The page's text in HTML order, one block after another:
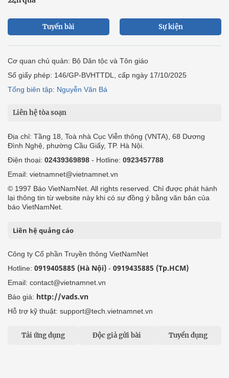
Tuyến bài Sự kiện
Cơ quan chủ quản: Bộ Dân tộc và Tôn giáo
Số giấy phép: 146/GP-BVHTTDL, cấp ngày 17/10/2025
Tổng biên tập: Nguyễn Văn Bá
Liên hệ tòa soạn
Địa chỉ: Tầng 18, Toà nhà Cục Viễn thông (VNTA), 68 Dương
Đình Nghệ, phường Cầu Giấy, TP. Hà Nội.
Điện thoại: 02439369898 - Hotline: 0923457788
Email: vietnamnet@vietnamnet.vn
© 1997 Báo VietNamNet. All rights reserved. Chỉ được phát hành
lại thông tin từ website này khi có sự đồng ý bằng văn bản của
báo VietNamNet.
Liên hệ quảng cáo
Công ty Cổ phần Truyền thông VietNamNet
Hotline: 0919405885 (Hà Nội) - 0919435885 (Tp.HCM)
Email: contact@vietnamnet.vn
Báo giá: http://vads.vn
Hỗ trợ kỹ thuật: support@tech.vietnamnet.vn
Tải ứng dụng Độc giả gửi bài Tuyển dụng